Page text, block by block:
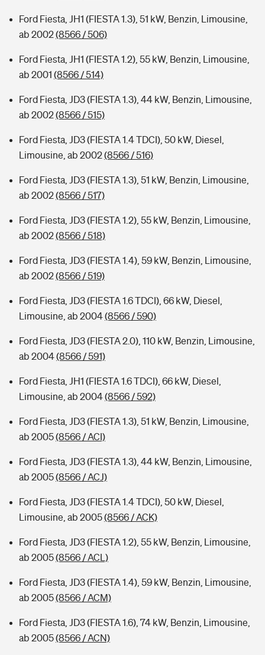
Ford Fiesta, JH1 (FIESTA 1.3), 51 kW, Benzin, Limousine,
ab 2002(8566 / 506)
Ford Fiesta, JH1 (FIESTA 1.2), 55 kW, Benzin, Limousine,
ab 2001 (8566 / 514)
Ford Fiesta, JD3 (FIESTA 1.3), 44 kW, Benzin, Limousine,
ab 2002(8566 / 515)
Ford Fiesta, JD3 (FIESTA 1.4 TDCI), 50 kW, Diesel,
Limousine, ab 2002(8566 / 516)
Ford Fiesta, JD3 (FIESTA 1.3), 51 kW, Benzin, Limousine,
ab 2002(8566 / 517)
Ford Fiesta, JD3 (FIESTA 1.2), 55 kW, Benzin, Limousine,
ab 2002(8566 / 518)
Ford Fiesta, JD3 (FIESTA 1.4), 59 kW, Benzin, Limousine,
ab 2002(8566 / 519)
Ford Fiesta, JD3 (FIESTA 1.6 TDCI), 66 kW, Diesel,
Limousine, ab 2004(8566 / 590)
Ford Fiesta, JD3 (FIESTA 2.0), 110 kW, Benzin, Limousine,
ab 2004(8566 / 591)
Ford Fiesta, JH1 (FIESTA 1.6 TDCI), 66 kW, Diesel,
Limousine, ab 2004(8566 / 592)
Ford Fiesta, JD3 (FIESTA 1.3), 51 kW, Benzin, Limousine,
ab 2005(8566 / ACI)
Ford Fiesta, JD3 (FIESTA 1.3), 44 kW, Benzin, Limousine,
ab 2005(8566 / ACJ)
Ford Fiesta, JD3 (FIESTA 1.4 TDCI), 50 kW, Diesel,
Limousine, ab 2005(8566 / ACK)
Ford Fiesta, JD3 (FIESTA 1.2), 55 kW, Benzin, Limousine,
ab 2005(8566 / ACL)
Ford Fiesta, JD3 (FIESTA 1.4), 59 kW, Benzin, Limousine,
ab 2005(8566 / ACM)
Ford Fiesta, JD3 (FIESTA 1.6), 74 kW, Benzin, Limousine,
ab 2005(8566 / ACN)